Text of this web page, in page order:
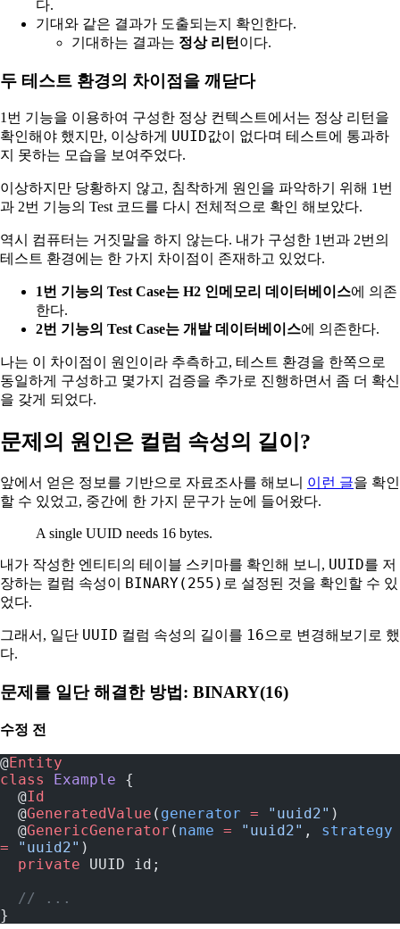
다.
기대와 같은 결과가 도출되는지 확인한다.
기대하는 결과는 정상 리턴 이다.
두 테스트 환경의 차이점을 깨닫다
1번 기능을 이용하여 구성한 정상 컨텍스트에서는 정상 리턴을
확인해야 했지만, 이상하게 UUID값이 없다며 테스트에 통과하
지 못하는 모습을 보여주었다.
이상하지만 당황하지 않고, 침착하게 원인을 파악하기 위해 1번
과 2번 기능의 Test 코드를 다시 전체적으로 확인 해보았다.
역시 컴퓨터는 거짓말을 하지 않는다. 내가 구성한 1번과 2번의
테스트 환경에는 한 가지 차이점이 존재하고 있었다.
1번 기능의 Test Case는 H2 인메모리 데이터베이스에 의존
한다.
2번 기능의 Test Case는 개발 데이터베이스에 의존한다.
나는 이 차이점이 원인이라 추측하고, 테스트 환경을 한쪽으로
동일하게 구성하고 몇가지 검증을 추가로 진행하면서 좀 더 확신
을 갖게 되었다.
문제의 원인은 컬럼 속성의 길이?
앞에서 얻은 정보를 기반으로 자료조사를 해보니 이런 글을 확인
할 수 있었고, 중간에 한 가지 문구가 눈에 들어왔다.
A single UUID needs 16 bytes.
내가 작성한 엔티티의 테이블 스키마를 확인해 보니, UUID를 저
장하는 컬럼 속성이
BINARY(255) 로 설정된 것을 확인할 수 있
었다.
그래서, 일단 UUID 컬럼 속성의 길이를 16으로 변경해보기로 했
다.
문제를 일단 해결한 방법: BINARY(16)
수정 전
@Entity
class
Example {
  @
Id
  @
GeneratedValue ( generator = "uuid2" )
  @
GenericGenerator ( name = "uuid2" , strategy
= "uuid2" )
  private
UUID id;
  // ...
}